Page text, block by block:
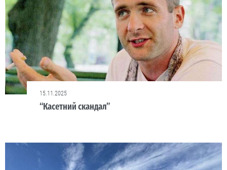
15.11.2025
“Касетний скандал”